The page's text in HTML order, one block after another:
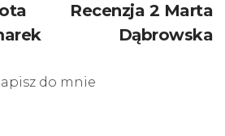
Recenzja 2 Marta
Dąbrowska
do mnie